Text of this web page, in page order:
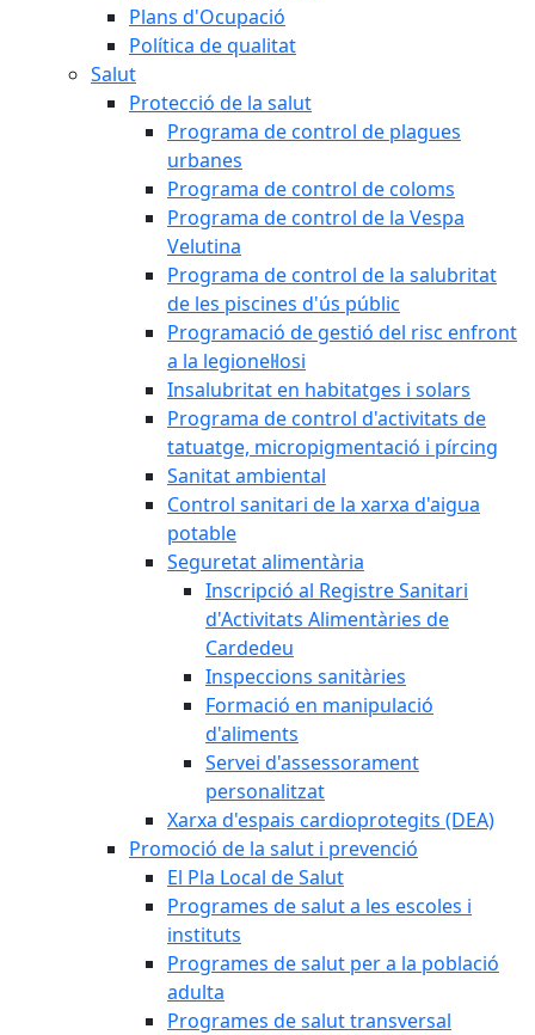
Plans d'Ocupació
Política de qualitat
Salut
Protecció de la salut
Programa de control de plagues
urbanes
Programa de control de coloms
Programa de control de la Vespa
Velutina
Programa de control de la salubritat
de les piscines d'ús públic
Programació de gestió del risc enfront
a la legionel·losi
Insalubritat en habitatges i solars
Programa de control d'activitats de
tatuatge, micropigmentació i pírcing
Sanitat ambiental
Control sanitari de la xarxa d'aigua
potable
Seguretat alimentària
Inscripció al Registre Sanitari
d'Activitats Alimentàries de
Cardedeu
Inspeccions sanitàries
Formació en manipulació
d'aliments
Servei d'assessorament
personalitzat
Xarxa d'espais cardioprotegits (DEA)
Promoció de la salut i prevenció
El Pla Local de Salut
Programes de salut a les escoles i
instituts
Programes de salut per a la població
adulta
Programes de salut transversal